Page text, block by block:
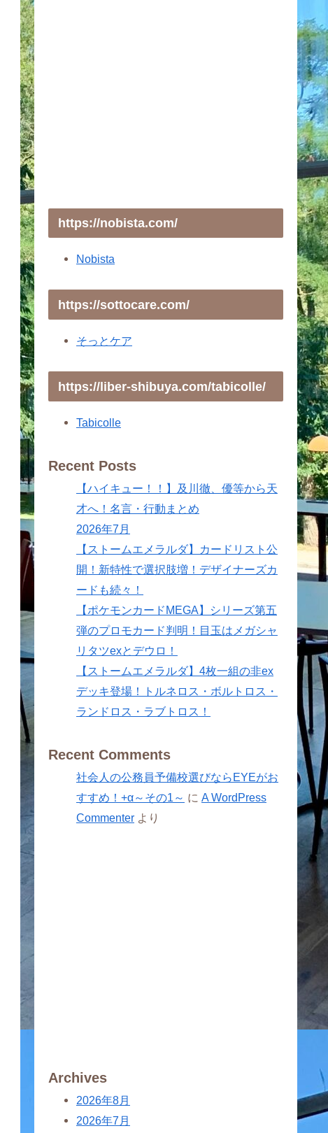
https://nobista.com/
Nobista
https://sottocare.com/
そっとケア
https://liber-shibuya.com/tabicolle/
Tabicolle
Recent Posts
【ハイキュー！！】及川徹、優等から天
才へ！名言・行動まとめ
2026年7月
【ストームエメラルダ】カードリスト公
開！新特性で選択肢増！デザイナーズカ
ードも続々！
【ポケモンカードMEGA】シリーズ第五
弾のプロモカード判明！目玉はメガシャ
リタツexとデウロ！
【ストームエメラルダ】4枚一組の非ex
デッキ登場！トルネロス・ボルトロス・
ランドロス・ラブトロス！
Recent Comments
社会人の公務員予備校選びならEYEがお
すすめ！+α～その1～ に A WordPress
Commenter より
Archives
2026年8月
2026年7月